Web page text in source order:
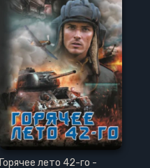
Горячее лето 42-го -